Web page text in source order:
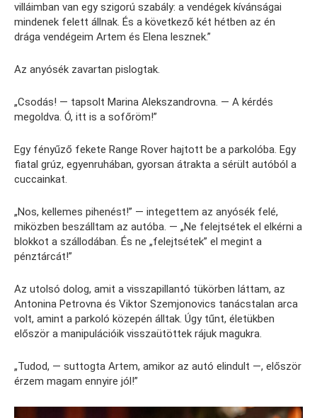
villáimban van egy szigorú szabály: a vendégek kívánságai
mindenek felett állnak. És a következő két hétben az én
drága vendégeim Artem és Elena lesznek.”
Az anyósék zavartan pislogtak.
„Csodás! — tapsolt Marina Alekszandrovna. — A kérdés
megoldva. Ó, itt is a sofőröm!”
Egy fényűző fekete Range Rover hajtott be a parkolóba. Egy
fiatal grúz, egyenruhában, gyorsan átrakta a sérült autóból a
cuccainkat.
„Nos, kellemes pihenést!” — integettem az anyósék felé,
miközben beszálltam az autóba. — „Ne felejtsétek el elkérni a
blokkot a szállodában. És ne „felejtsétek” el megint a
pénztárcát!”
Az utolsó dolog, amit a visszapillantó tükörben láttam, az
Antonina Petrovna és Viktor Szemjonovics tanácstalan arca
volt, amint a parkoló közepén álltak. Úgy tűnt, életükben
először a manipulációik visszaütöttek rájuk magukra.
„Tudod, — suttogta Artem, amikor az autó elindult —, először
érzem magam ennyire jól!”